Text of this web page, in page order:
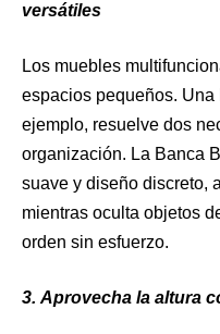
versátiles
Los muebles
espacios pequeños.
ejemplo, resuelve dos
organización. La Banca
suave y diseño discreto,
mientras oculta objetos
orden sin esfuerzo.
3. Aprovecha la altura